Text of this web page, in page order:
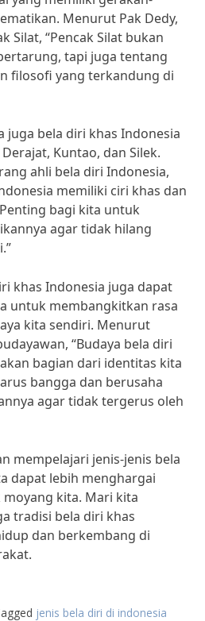
Menurut Pak Dedy,
Silat, “Pencak Silat bukan
tapi juga tentang
filosofi yang terkandung di
juga bela diri khas Indonesia
Kuntao, dan Silek.
ahli bela diri Indonesia,
memiliki ciri khas dan
bagi kita untuk
agar tidak hilang
khas Indonesia juga dapat
untuk membangkitkan rasa
kita sendiri. Menurut
“Budaya bela diri
bagian dari identitas kita
bangga dan berusaha
agar tidak tergerus oleh
mempelajari jenis-jenis bela
dapat lebih menghargai
kita. Mari kita
tradisi bela diri khas
dan berkembang di
jenis bela diri di indonesia